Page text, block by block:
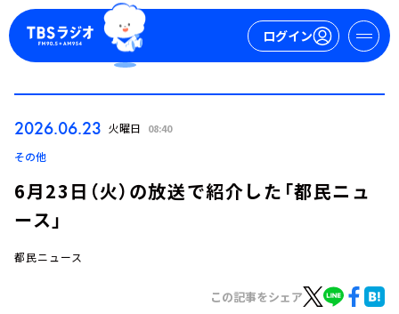
ログイン
2026.06.23 火曜日 08:40
その他
6月23日（火）の放送で紹介した「都民ニュ
ース」
都民ニュース
この記事をシェア